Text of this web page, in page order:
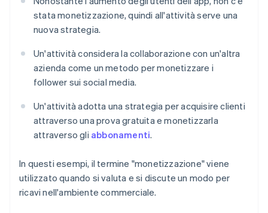
stata monetizzazione, quindi all'attività serve una
nuova strategia.
Un'attività considera la collaborazione con un'altra
azienda come un metodo per monetizzare i
follower sui social media.
Un'attività adotta una strategia per acquisire clienti
attraverso una prova gratuita e monetizzarla
attraverso gli abbonamenti.
In questi esempi, il termine "monetizzazione" viene
utilizzato quando si valuta e si discute un modo per
ricavi nell'ambiente commerciale.